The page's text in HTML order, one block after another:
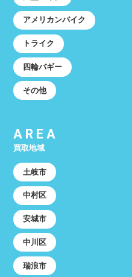
アメリカンバイク
トライク
四輪バギー
その他
AREA
買取地域
土岐市
中村区
安城市
中川区
瑞浪市